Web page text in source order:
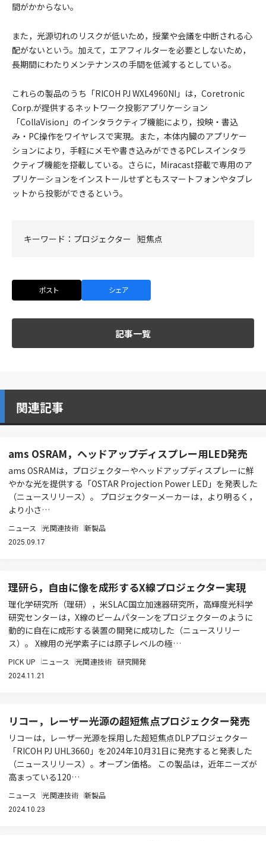
間がかからない。
また，光源切れのリスクが低いため，授業や会議を中断される心
配がないという。加えて，エアフィルターを必要としないため，
長期間にわたりメンテナンスの手間を低減するとしている。
これらの製品のうち「RICOH PJ WXL4960NI」は，Coretronic
Corp.が提供するネットワーク投影アプリケーション
「CollaVision」のインタラクティブ機能により，投映・書込
み・PC操作をワイヤレスで実現。また，本体内臓のアプリケー
ションにより，手軽にメモや書き込みができるPCレスインタラ
クティブ機能を搭載している。さらに，Miracast搭載で専用のア
プリケーションをインストールせずともスマートフォンやタブレ
ットから投影ができるという。
キーワード： プロジェクター 短焦点
ポスト シェア
記事一覧
関連記事
ams OSRAM，ヘッドアップディスプレー用LED発売
ams OSRAMは，プロジェクターやヘッドアップディスプレーに鮮
やかな光を提供する「OSTAR Projection Power LED」を発表した
（ニュースリリース）。 プロジェクターメーカーは，より明るく，
より小さ…
ニュース 光関連技術 新製品
2025.09.17
理研ら，自由に像を成形するX線プロジェクター実現
理化学研究所（理研），米SLAC国立加速器研究所，高輝度光科学
研究センターは，X線のビームパターンをプロジェクターのように
動的に自在に成形する装置の開発に成功した（ニュースリリー
ス）。 X線用の光学素子には原子レベルの極…
PICK UP ニュース 光関連技術 研究開発
2024.11.21
リコー，レーザー光源の超短焦点プロジェクター発売
リコーは，レーザー光源を採用した超短焦点DLPプロジェクター
「RICOH PJ UHL3660」を2024年10月31日に発売すると発表した
（ニュースリリース）。オープン価格。 この製品は，近年ニーズが
高まっている120…
ニュース 光関連技術 新製品
2024.10.23